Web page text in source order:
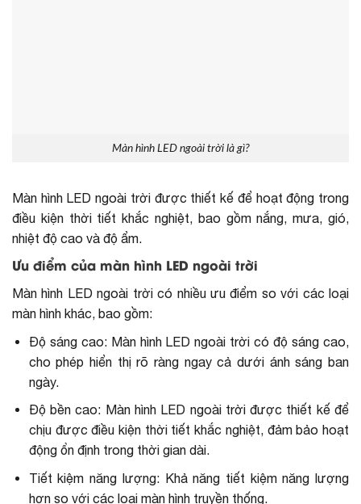
Màn hình LED ngoài trời là gì?
Màn hình LED ngoài trời được thiết kế để hoạt động trong
điều kiện thời tiết khắc nghiệt, bao gồm nắng, mưa, gió,
nhiệt độ cao và độ ẩm.
Ưu điểm của màn hình LED ngoài trời
Màn hình LED ngoài trời có nhiều ưu điểm so với các loại
màn hình khác, bao gồm:
Độ sáng cao: Màn hình LED ngoài trời có độ sáng cao,
cho phép hiển thị rõ ràng ngay cả dưới ánh sáng ban
ngày.
Độ bền cao: Màn hình LED ngoài trời được thiết kế để
chịu được điều kiện thời tiết khắc nghiệt, đảm bảo hoạt
động ổn định trong thời gian dài.
Tiết kiệm năng lượng: Khả năng tiết kiệm năng lượng
hơn so với các loại màn hình truyền thống.